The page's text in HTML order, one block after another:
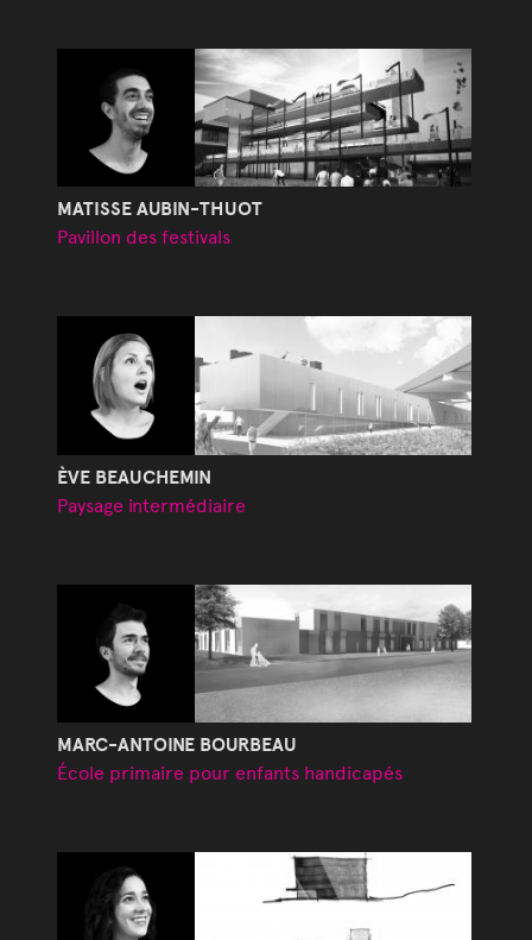
MATISSE AUBIN-THUOT
Pavillon des festivals
ÈVE BEAUCHEMIN
Paysage intermédiaire
MARC-ANTOINE BOURBEAU
École primaire pour enfants handicapés